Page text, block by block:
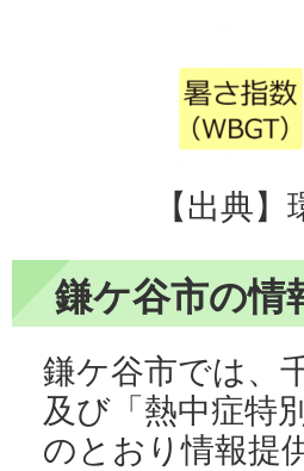
【出典
鎌ケ谷市の情
鎌ケ谷市では、
及び「熱中症特
のとおり情報提